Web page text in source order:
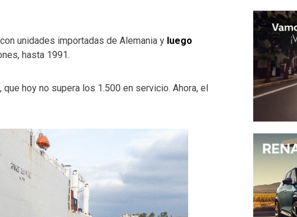
unidades importadas de Alemania y luego
hasta 1991.
, que hoy no supera los 1.500 en servicio. Ahora, el